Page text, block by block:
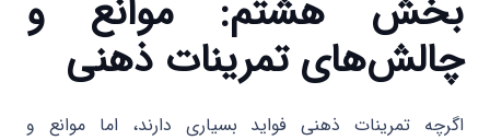
بخش هشتم: موانع و
چالش‌های تمرینات ذهنی
اگرچه تمرینات ذهنی فواید بسیاری دارند، اما موانع و